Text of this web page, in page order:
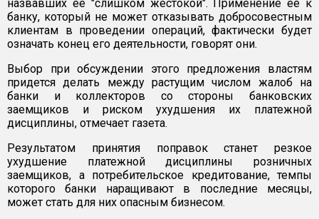
назвавших ее "слишком жестокой". Применение ее к
банку, который не может отказывать добросовестным
клиентам в проведении операций, фактически будет
означать конец его деятельности, говорят они.
Выбор при обсуждении этого предложения властям
придется делать между растущим числом жалоб на
банки и коллекторов со стороны банковских
заемщиков и риском ухудшения их платежной
дисциплины, отмечает газета.
Результатом принятия поправок станет резкое
ухудшение платежной дисциплины розничных
заемщиков, а потребительское кредитование, темпы
которого банки наращивают в последние месяцы,
может стать для них опасным бизнесом.